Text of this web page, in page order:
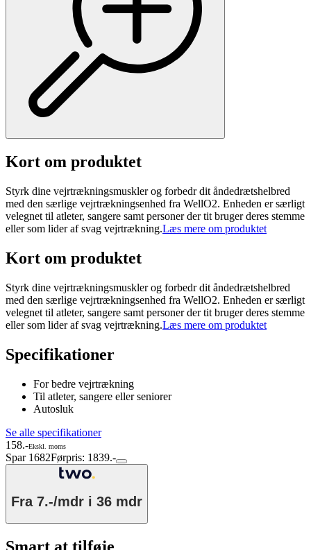
Kort om produktet
Styrk dine vejrtrækningsmuskler og forbedr dit åndedrætshelbred
med den særlige vejrtrækningsenhed fra WellO2. Enheden er særligt
velegnet til atleter, sangere samt personer der tit bruger deres stemme
eller som lider af svag vejrtrækning.Læs mere om produktet
Kort om produktet
Styrk dine vejrtrækningsmuskler og forbedr dit åndedrætshelbred
med den særlige vejrtrækningsenhed fra WellO2. Enheden er særligt
velegnet til atleter, sangere samt personer der tit bruger deres stemme
eller som lider af svag vejrtrækning.Læs mere om produktet
Specifikationer
For bedre vejrtrækning
Til atleter, sangere eller seniorer
Autosluk
Se alle specifikationer
158.-Ekskl. moms
Spar 1682Førpris: 1839.-
Fra 7.-/mdr i 36 mdr